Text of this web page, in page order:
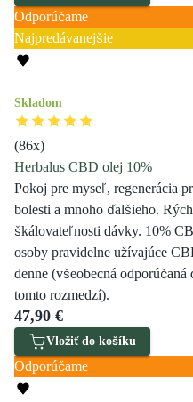
Odporúčame
Najpredávanejšie
Skladom
(86x)
Herbalus CBD olej 10%
Pokoj pre myseľ, regenerácia
bolesti a mnoho ďalšieho.
škálovateľnosti dávky. 10%
osoby pravidelne užívajúce
denne (všeobecná
tomto rozmedzí).
47,90 €
Vložiť do košíku
Odporúčame